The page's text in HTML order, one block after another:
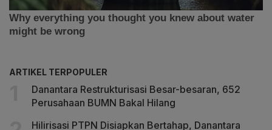
ARTIKEL TERPOPULER
Danantara Restrukturisasi Besar-besaran, 652
Perusahaan BUMN Bakal Hilang
Hilirisasi PTPN Disiapkan Bertahap, Danantara